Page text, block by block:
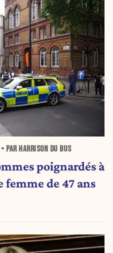
PAR HARRISON DU BUS
poignardés à
femme de 47 ans